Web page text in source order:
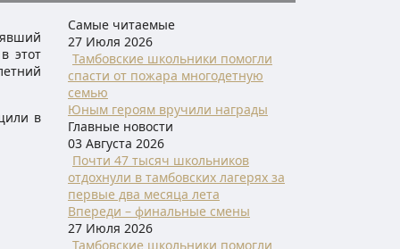
этот
в
Самые читаемые
27 Июля 2026
Тамбовские школьники помогли
спасти от пожара многодетную
семью
Юным героям вручили награды
Главные новости
03 Августа 2026
Почти 47 тысяч школьников
отдохнули в тамбовских лагерях за
первые два месяца лета
Впереди – финальные смены
27 Июля 2026
Тамбовские школьники помогли